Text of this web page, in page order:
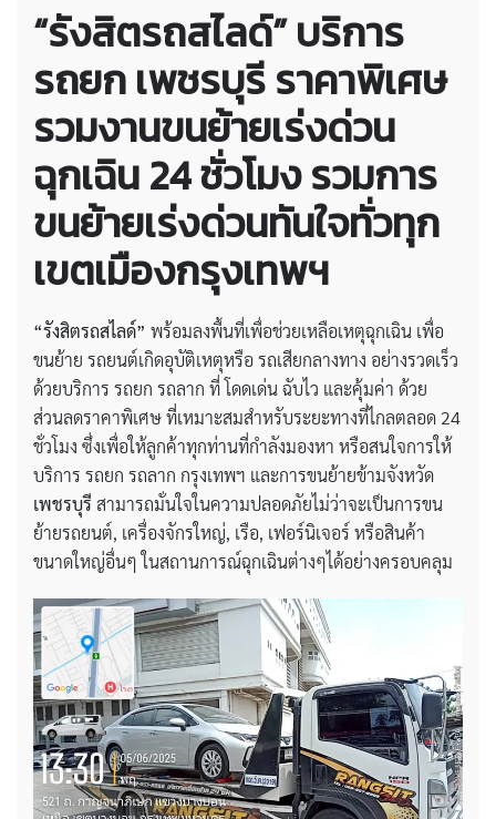
“รังสิตรถสไลด์” บริการ
รถยก เพชรบุรี ราคาพิเศษ
รวมงานขนย้ายเร่งด่วน
ฉุกเฉิน 24 ชั่วโมง รวมการ
ขนย้ายเร่งด่วนทันใจทั่วทุก
เขตเมืองกรุงเทพฯ
“รังสิตรถสไลด์” พร้อมลงพื้นที่เพื่อช่วยเหลือเหตุฉุกเฉิน เพื่อ
ขนย้าย รถยนต์เกิดอุบัติเหตุหรือ รถเสียกลางทาง อย่างรวดเร็ว
ด้วยบริการ รถยก รถลาก ที่ โดดเด่น ฉับไว และคุ้มค่า ด้วย
ส่วนลดราคาพิเศษ ที่เหมาะสมสำหรับระยะทางที่ไกลตลอด 24
ชั่วโมง ซึ่งเพื่อให้ลูกค้าทุกท่านที่กำลังมองหา หรือสนใจการให้
บริการ รถยก รถลาก กรุงเทพฯ และการขนย้ายข้ามจังหวัด
เพชรบุรี สามารถมั่นใจในความปลอดภัยไม่ว่าจะเป็นการขน
ย้ายรถยนต์, เครื่องจักรใหญ่, เรือ, เฟอร์นิเจอร์ หรือสินค้า
ขนาดใหญ่อื่นๆ ในสถานการณ์ฉุกเฉินต่างๆได้อย่างครอบคลุม